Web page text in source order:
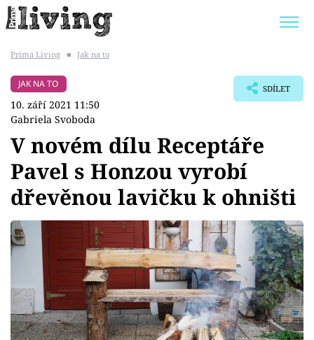
BYDLENÍ SLAVNÝCH
Témata
Bydlení
Zahrada
Design
Sledujte prima+
Prima Living ■ Jak na to
JAK NA TO
10. září 2021 11:50
Gabriela Svoboda
SDÍLET
V novém dílu Receptáře
Pavel s Honzou vyrobí
dřevěnou lavičku k ohništi